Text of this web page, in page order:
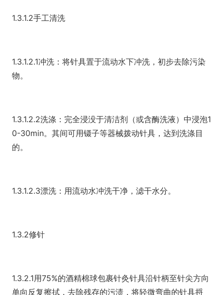
1.3.1.2手工清洗
1.3.1.2.1冲洗：将针具置于流动水下冲洗，初步去除污染
物。
1.3.1.2.2洗涤：完全浸没于清洁剂（或含酶洗液）中浸泡1
0-30min。其间可用镊子等器械拨动针具，达到洗涤目
的。
1.3.1.2.3漂洗：用流动水冲洗干净，滤干水分。
1.3.2修针
1.3.2.1用75%的酒精棉球包裹针灸针具沿针柄至针尖方向
单向反复擦拭，去除残存的污渍，将轻微弯曲的针具捋